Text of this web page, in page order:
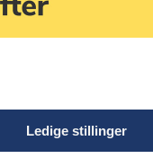
Ledige stillinger